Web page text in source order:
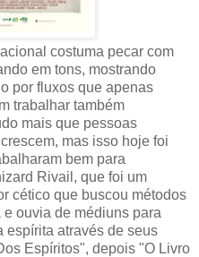
costuma pecar com
em tons, mostrando
por fluxos que apenas
trabalhar também
mais que pessoas
mas isso hoje foi
bem para
Rivail, que foi um
cético que buscou métodos
ouvia de médiuns para
espírita através de seus
Espíritos", depois "O Livro